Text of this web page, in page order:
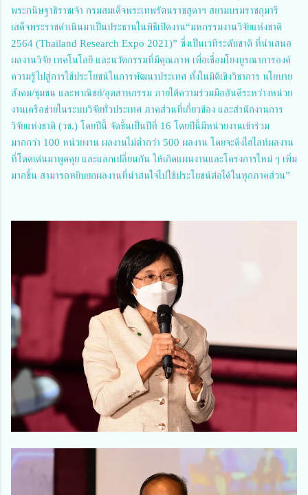
พระกนิษฐาธิราชเจ้า กรมสมเด็จพระเทพรัตนราชสุดาฯ สยามบรมราชกุมารี
เสด็จพระราชดำเนินมาเป็นประธานในพิธีเปิดงาน“มหกรรมงานวิจัยแห่งชาติ
2564 (Thailand Research Expo 2021)” ซึ่งเป็นเวทีระดับชาติ ที่นำเสนอ
ผลงานวิจัย เทคโนโลยี และนวัตกรรมที่มีคุณภาพ เพื่อเชื่อมโยงบูรณาการองค์
ความรู้ไปสู่การใช้ประโยชน์ในการพัฒนาประเทศ ทั้งในมิติเชิงวิชาการ นโยบาย
สังคม/ชุมชน และพาณิชย์/อุตสาหกรรม ภายใต้ความร่วมมืออันดีระหว่างหน่วย
งานเครือข่ายในระบบวิจัยทั่วประเทศ ภาคส่วนที่เกี่ยวข้อง และสำนักงานการ
วิจัยแห่งชาติ (วช.) โดยปีนี้ จัดขึ้นเป็นปีที่ 16 โดยปีนี้มีหน่วยงานเข้าร่วม
มากกว่า 100 หน่วยงาน ผลงานไม่ต่ำกว่า 500 ผลงาน โดยจะดึงไฮไลท์ผลงาน
ที่โดดเด่นมาพูดคุย และแลกเปลี่ยนกัน ให้เกิดแผนงานและโครงการใหม่ ๆ เพิ่ม
มากขึ้น สามารถหยิบยกผลงานที่น่าสนใจไปใช้ประโยชน์ต่อได้ในทุกภาคส่วน”